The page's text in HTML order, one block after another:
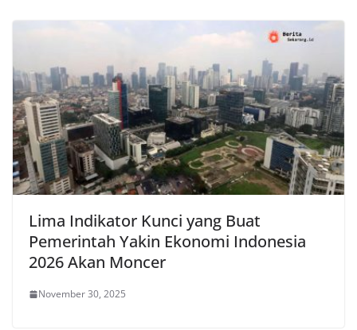
Lima Indikator Kunci yang Buat
Pemerintah Yakin Ekonomi Indonesia
2026 Akan Moncer
November 30, 2025